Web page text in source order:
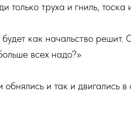
только труха и гниль,
как начальство
всех надо?»
и так и двигались